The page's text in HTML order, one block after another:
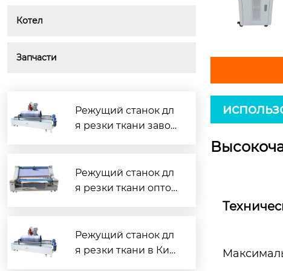
Котел
Запчасти
Режущий станок дл
я резки ткани завод
оизводства
Режущий станок дл
я резки ткани опто
производства
Режущий станок дл
я резки ткани в Кит